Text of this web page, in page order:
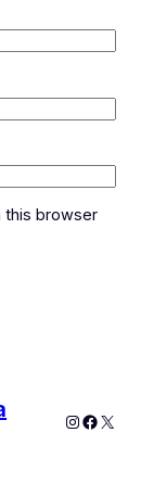
this browser
Instagram
X